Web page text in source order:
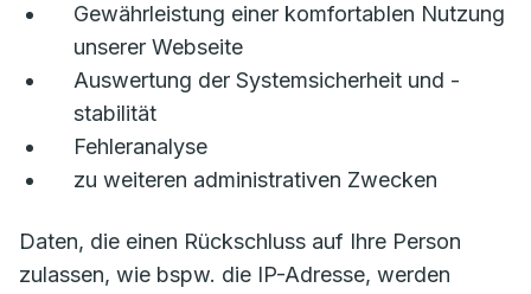
Gewährleistung einer komfortablen Nutzung
unserer Webseite
Auswertung der Systemsicherheit und -
stabilität
Fehleranalyse
zu weiteren administrativen Zwecken
Daten, die einen Rückschluss auf Ihre Person
zulassen, wie bspw. die IP-Adresse, werden